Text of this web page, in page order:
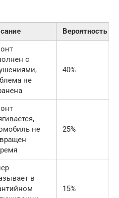
Вероятность
с
не
40%
не
25%
в
15%